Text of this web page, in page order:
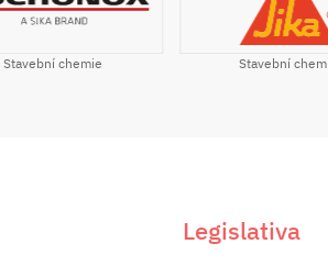
Stavební chemie Stavební chemie
Legislativa